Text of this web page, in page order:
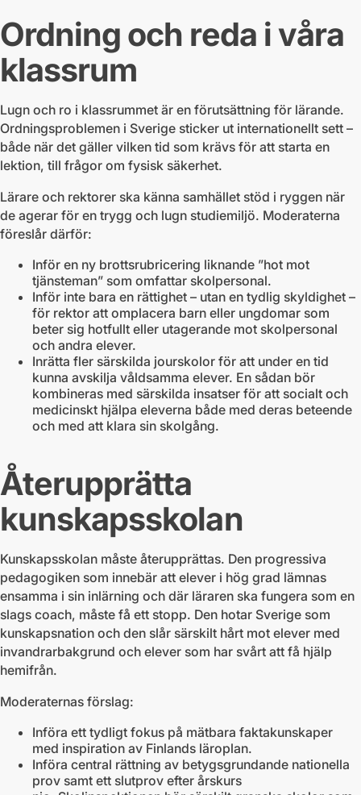
Ordning och reda i våra
klassrum
Lugn och ro i klassrummet är en förutsättning för lärande.
Ordningsproblemen i Sverige sticker ut internationellt sett –
både när det gäller vilken tid som krävs för att starta en
lektion, till frågor om fysisk säkerhet.
Lärare och rektorer ska känna samhället stöd i ryggen när
de agerar för en trygg och lugn studiemiljö. Moderaterna
föreslår därför:
Inför en ny brottsrubricering liknande ”hot mot
tjänsteman” som omfattar skolpersonal.
Inför inte bara en rättighet – utan en tydlig skyldighet –
för rektor att omplacera barn eller ungdomar som
beter sig hotfullt eller utagerande mot skolpersonal
och andra elever.
Inrätta fler särskilda jourskolor för att under en tid
kunna avskilja våldsamma elever. En sådan bör
kombineras med särskilda insatser för att socialt och
medicinskt hjälpa eleverna både med deras beteende
och med att klara sin skolgång.
Återupprätta
kunskapsskolan
Kunskapsskolan måste återupprättas. Den progressiva
pedagogiken som innebär att elever i hög grad lämnas
ensamma i sin inlärning och där läraren ska fungera som en
slags coach, måste få ett stopp. Den hotar Sverige som
kunskapsnation och den slår särskilt hårt mot elever med
invandrarbakgrund och elever som har svårt att få hjälp
hemifrån.
Moderaternas förslag:
Införa ett tydligt fokus på mätbara faktakunskaper
med inspiration av Finlands läroplan.
Införa central rättning av betygsgrundande nationella
prov samt ett slutprov efter årskurs